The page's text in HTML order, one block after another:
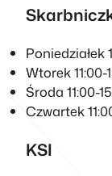
Poniedziałek
Wtorek 11:00-
Środa 11:00-
Czwartek
KSI